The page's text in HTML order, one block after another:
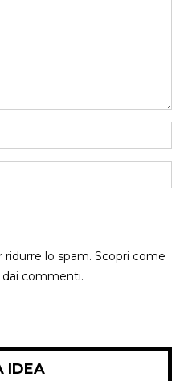
lo spam. Scopri come
dai commenti.
IDEA